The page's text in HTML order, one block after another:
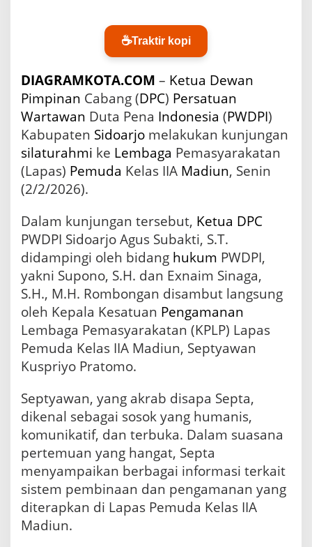
g
i
a
p
a
s
P
m
u
K
e
l
a
s
I
I
A
a
d
n
,
T
e
g
a
s
a
n
☕Traktir kopi
DIAGRAMKOTA.COM – Ketua Dewan
Pimpinan Cabang (DPC) Persatuan
Wartawan Duta Pena Indonesia (PWDPI)
Kabupaten Sidoarjo melakukan kunjungan
silaturahmi ke Lembaga Pemasyarakatan
(Lapas) Pemuda Kelas IIA Madiun, Senin
(2/2/2026).
Dalam kunjungan tersebut, Ketua DPC
PWDPI Sidoarjo Agus Subakti, S.T.
didampingi oleh bidang hukum PWDPI,
yakni Supono, S.H. dan Exnaim Sinaga,
S.H., M.H. Rombongan disambut langsung
oleh Kepala Kesatuan Pengamanan
Lembaga Pemasyarakatan (KPLP) Lapas
Pemuda Kelas IIA Madiun, Septyawan
Kuspriyo Pratomo.
Septyawan, yang akrab disapa Septa,
dikenal sebagai sosok yang humanis,
komunikatif, dan terbuka. Dalam suasana
pertemuan yang hangat, Septa
menyampaikan berbagai informasi terkait
sistem pembinaan dan pengamanan yang
diterapkan di Lapas Pemuda Kelas IIA
Madiun.